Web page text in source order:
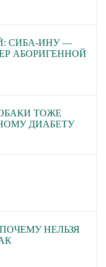
СИБА-ИНУ —
АБОРИГЕННОЙ
ТОЖЕ
ДИАБЕТУ
НЕЛЬЗЯ